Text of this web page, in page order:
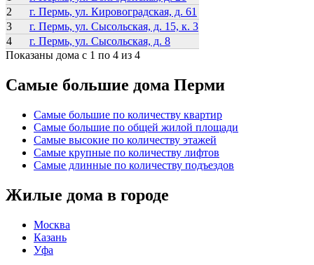
2
г. Пермь, ул. Кировоградская, д. 61
3
г. Пермь, ул. Сысольская, д. 15, к. 3
4
г. Пермь, ул. Сысольская, д. 8
Показаны дома с 1 по 4 из 4
Самые большие дома Перми
Самые большие по количеству квартир
Самые большие по общей жилой площади
Самые высокие по количеству этажей
Самые крупные по количеству лифтов
Самые длинные по количеству подъездов
Жилые дома в городе
Москва
Казань
Уфа